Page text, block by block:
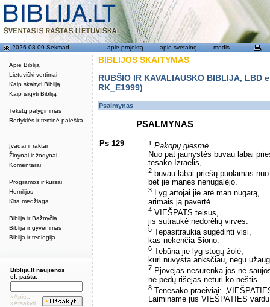
Apie Bibliją
Lietuviški vertimai
Kaip skaityti Bibliją
Kaip įsigyti Bibliją
Tekstų palyginimas
Rodyklės ir teminė paieška
Įvadai ir raktai
Žinynai ir žodynai
Komentarai
Programos ir kursai
Homilijos
Kita medžiaga
Biblija ir Bažnyčia
Biblija ir gyvenimas
Biblija ir teologija
2026 08 09 Sekmad. apie projektą apie svetainę medis
Biblija.lt naujienos
el. paštu:
»Apie...
»Atsakyti
BIBLIJOS SKAITYMAS
RUBŠIO IR KAVALIAUSKO BIBLIJA,
RK_E1999)
Psalmynas
PSALMYNAS
Ps 129 1 Pakopų giesmė.
Nuo pat jaunystės buvau labai
tesako Izraelis, ­
2 buvau labai priešų puolamas
bet jie manęs nenugalėjo.
3 Lyg artojai jie arė man nugarą,
arimais ją pavertė.
4 VIEŠPATS teisus,
jis sutraukė nedorėlių virves.
5 Tepasitraukia sugėdinti visi,
kas nekenčia Siono.
6 Tebūna jie lyg stogų žolė,
kuri nuvysta anksčiau, negu
7 Pjovėjas nesurenka jos nė
nė pėdų rišėjas neturi ko neštis.
8 Tenesako praeiviai:
Laiminame jus VIEŠPATIES